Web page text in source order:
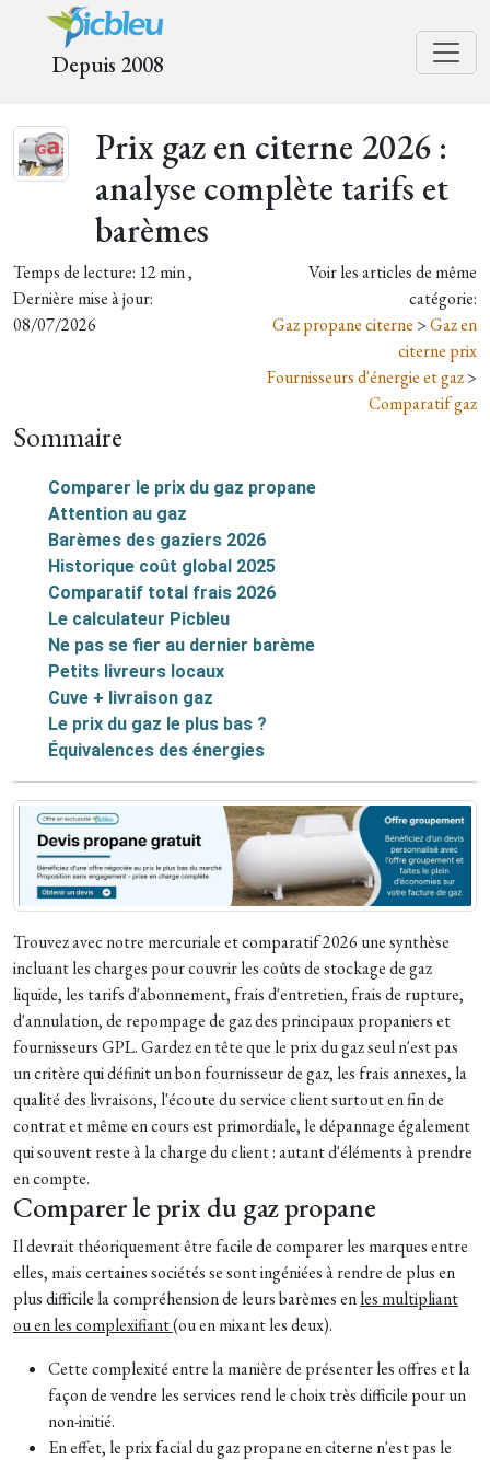
Depuis 2008
Prix gaz en citerne 2026 :
analyse complète tarifs et
barèmes
Temps de lecture: 12 min ,
Dernière mise à jour:
08/07/2026
Voir les articles de même
catégorie:
Gaz propane citerne >Gaz en
citerne prix
Fournisseurs d'énergie et gaz>
Comparatif gaz
Sommaire
Comparer le prix du gaz propane
Attention au gaz
Barèmes des gaziers 2026
Historique coût global 2025
Comparatif total frais 2026
Le calculateur Picbleu
Ne pas se fier au dernier barème
Petits livreurs locaux
Cuve + livraison gaz
Le prix du gaz le plus bas ?
Équivalences des énergies
Trouvez avec notre mercuriale et comparatif 2026 une synthèse
incluant les charges pour couvrir les coûts de stockage de gaz
liquide, les tarifs d'abonnement, frais d'entretien, frais de rupture,
d'annulation, de repompage de gaz des principaux propaniers et
fournisseurs GPL. Gardez en tête que le prix du gaz seul n'est pas
un critère qui définit un bon fournisseur de gaz, les frais annexes, la
qualité des livraisons, l'écoute du service client surtout en fin de
contrat et même en coursest primordiale, le dépannage également
qui souvent reste à la charge du client : autant d'éléments à prendre
en compte.
Comparer le prix du gaz propane
Il devrait théoriquement être facile de comparer les marques entre
elles, mais certaines sociétés se sont ingéniées à rendre de plus en
plus difficile la compréhension de leurs barèmes enles multipliant
ou en les complexifiant(ou en mixant les deux).
Cette complexité entre la manière de présenter les offres et la
façon de vendre les services rend le choix très difficile pour un
non-initié.
En effet, le prix facial du gaz propane en citerne n'est pas le